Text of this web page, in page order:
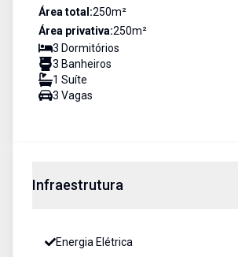
Área total:250m²
Área privativa:250m²
3 Dormitórios
3 Banheiros
1 Suíte
3 Vagas
Infraestrutura
Energia Elétrica